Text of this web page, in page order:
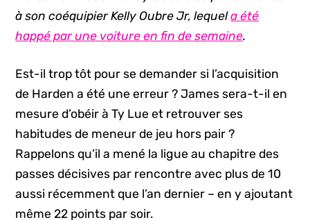
à son coéquipier Kelly Oubre Jr, lequela été
happé par une voiture en fin de semaine.
Est-il trop tôt pour se demander si l’acquisition
de Harden a été une erreur ? James sera-t-il en
mesure d’obéir à Ty Lue et retrouver ses
habitudes de meneur de jeu hors pair ?
Rappelons qu’il a mené la ligue au chapitre des
passes décisives par rencontre avec plus de 10
aussi récemment que l’an dernier – en y ajoutant
même 22 points par soir.